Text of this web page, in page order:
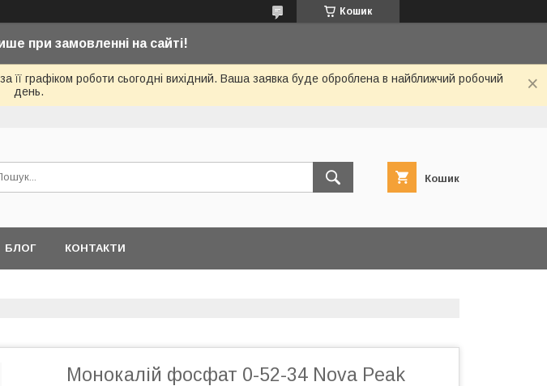
Кошик
при замовленні на сайті!
її графіком роботи сьогодні вихідний. Ваша заявка буде оброблена в найближчий робочий
день.
Кошик
БЛОГ КОНТАКТИ
Монокалій фосфат 0-52-34 Nova Peak